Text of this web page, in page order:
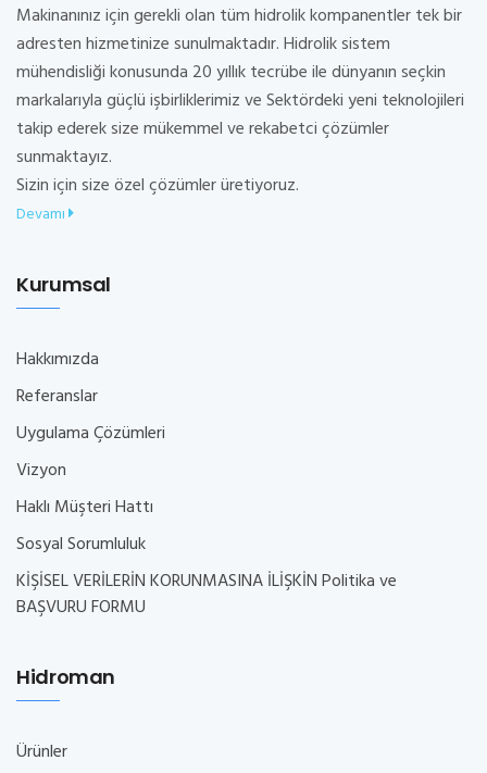
Makinanınız için gerekli olan tüm hidrolik kompanentler tek bir
adresten hizmetinize sunulmaktadır. Hidrolik sistem
mühendisliği konusunda 20 yıllık tecrübe ile dünyanın seçkin
markalarıyla güçlü işbirliklerimiz ve Sektördeki yeni teknolojileri
takip ederek size mükemmel ve rekabetci çözümler
sunmaktayız.
Sizin için size özel çözümler üretiyoruz.
Devamı
Kurumsal
Hakkımızda
Referanslar
Uygulama Çözümleri
Vizyon
Haklı Müşteri Hattı
Sosyal Sorumluluk
KİŞİSEL VERİLERİN KORUNMASINA İLİŞKİN Politika ve
BAŞVURU FORMU
Hidroman
Ürünler